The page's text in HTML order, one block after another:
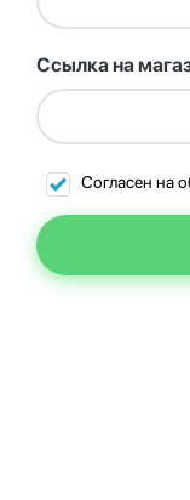
Ссылка на
Согласен на